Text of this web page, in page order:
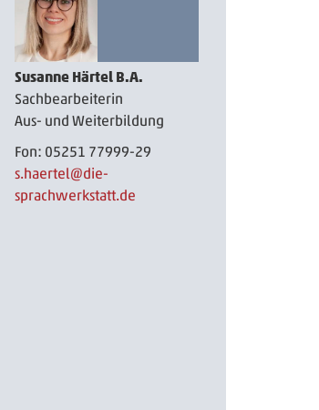
Susanne Härtel B.A.
Sachbearbeiterin
Aus- und Weiterbildung
Fon: 05251 77999-29
s.haertel@die-
sprachwerkstatt.de